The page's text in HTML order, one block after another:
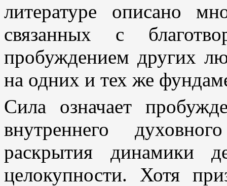
литературе описано
связанных с
пробуждением других
на одних и тех же
Сила означает
внутреннего
раскрытия динамики
целокупности. Хотя